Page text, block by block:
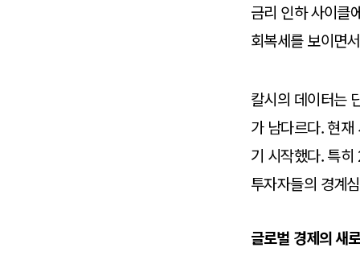
금리 인하 사이클
회복세를 보이면
칼시의 데이터는
가 남다르다. 현
기 시작했다. 특
투자자들의 경계
글로벌 경제의 새